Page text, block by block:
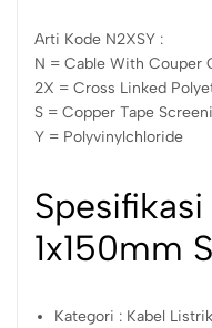
Arti Kode N2XSY :
N = Cable With Couper
2X = Cross Linked
S = Copper Tape
Y = Polyvinylchloride
1x150mm
Kategori : Kabel